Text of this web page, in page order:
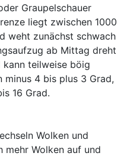
Graupelschauer
liegt zwischen 1000
weht zunächst schwach
ab Mittag dreht
teilweise böig
minus 4 bis plus 3 Grad,
16 Grad.
Wolken und
mehr Wolken auf und